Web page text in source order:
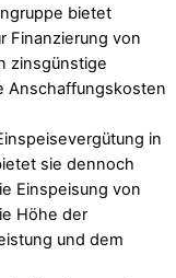
bietet
Finanzierung von
zinsgünstige
Anschaffungskosten
in
sie dennoch
Einspeisung von
Höhe der
und dem